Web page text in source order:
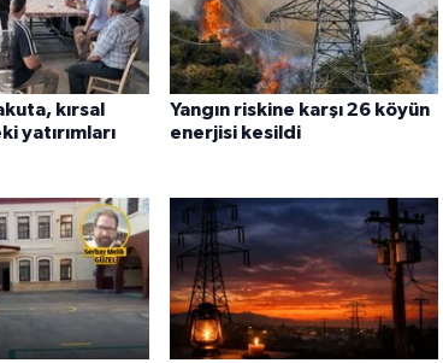
kırsal
yatırımları
Yangın riskine karşı 26 köyün
enerjisi kesildi